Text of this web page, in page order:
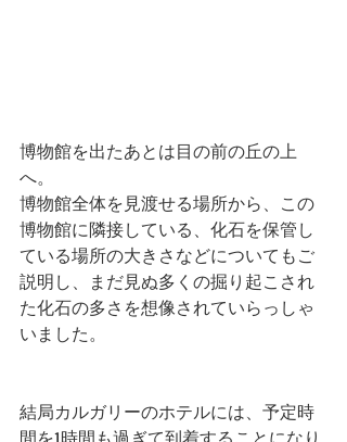
博物館を出たあとは目の前の丘の上
へ。
博物館全体を見渡せる場所から、この
博物館に隣接している、化石を保管し
ている場所の大きさなどについてもご
説明し、まだ見ぬ多くの掘り起こされ
た化石の多さを想像されていらっしゃ
いました。
結局カルガリーのホテルには、予定時